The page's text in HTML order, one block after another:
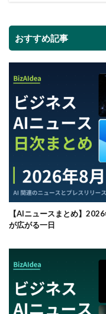
おすすめ記事
【AIニュースまとめ】
が広がる一日